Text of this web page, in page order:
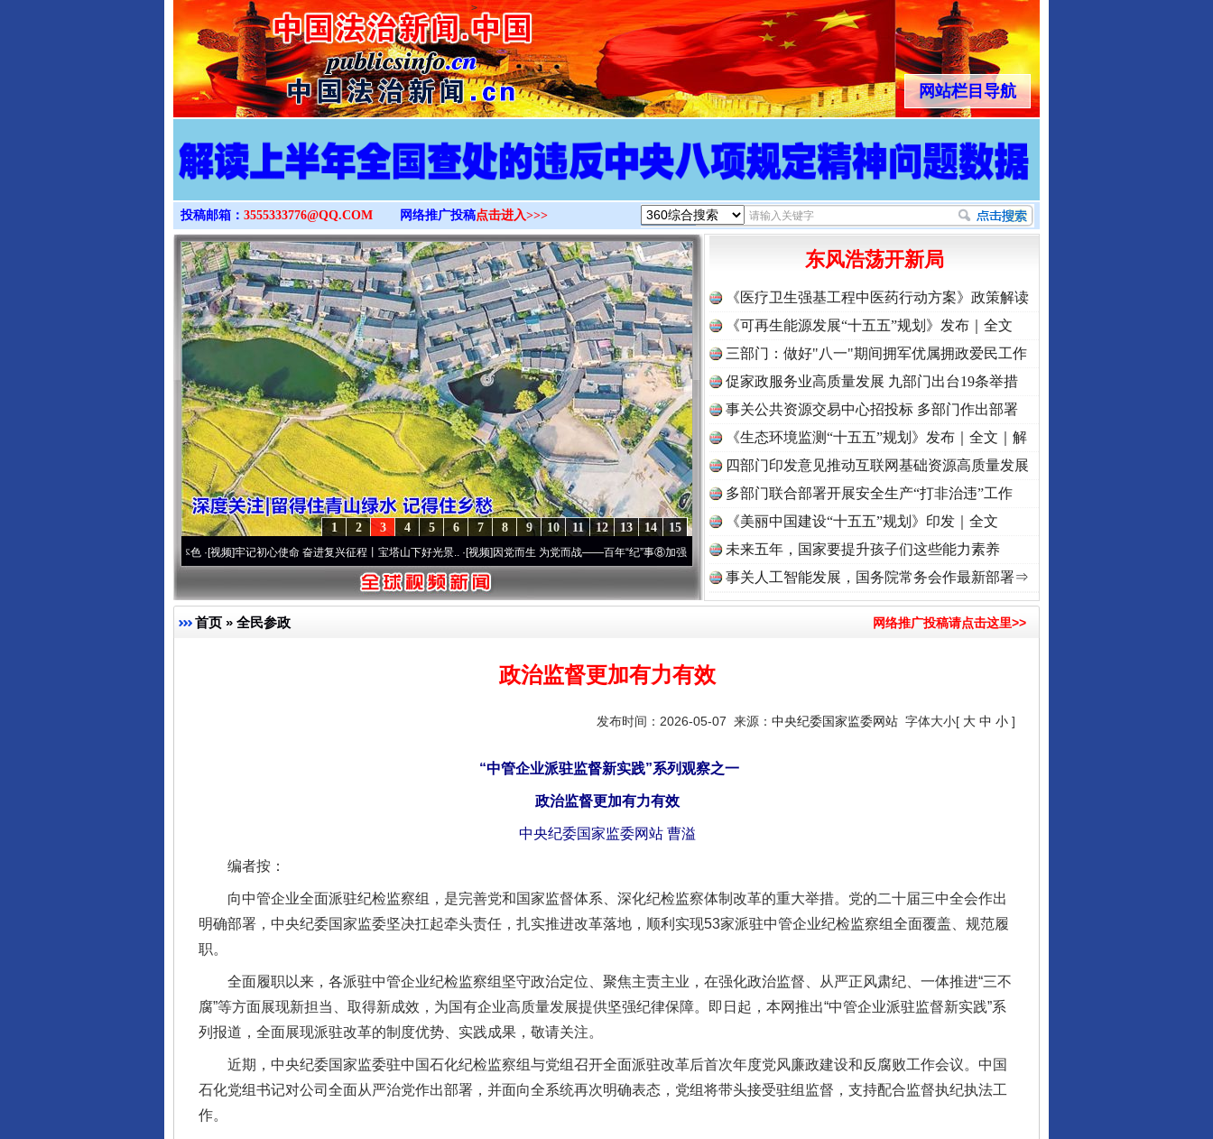
>
网站栏目导航
投稿邮箱： 3555333776@QQ.COM 网络推广投稿点击进入>>>
15
14
13
12
11
10
9
8
7
6
5
4
3
2
1
牢记初心使命 奋进复兴征程丨宝塔山下好光景..·[视频]因党而生 为党而战——百年“纪”事⑧加强纪律..·[视频] 牢记初心使命 奋进复兴征程丨“转折之城”激荡..·[视频]牢记初心使命 奋进复兴征程丨红船起航处 潮起..
东风浩荡开新局
《医疗卫生强基工程中医药行动方案》政策解读
《可再生能源发展“十五五”规划》发布｜全文
三部门：做好"八一"期间拥军优属拥政爱民工作
促家政服务业高质量发展 九部门出台19条举措
事关公共资源交易中心招投标 多部门作出部署
《生态环境监测“十五五”规划》发布｜全文｜解
读
四部门印发意见推动互联网基础资源高质量发展
多部门联合部署开展安全生产“打非治违”工作
《美丽中国建设“十五五”规划》印发｜全文
未来五年，国家要提升孩子们这些能力素养
事关人工智能发展，国务院常务会作最新部署⇒
首页 » 全民参政 网络推广投稿请点击这里>>
政治监督更加有力有效
发布时间：2026-05-07 来源： 中央纪委国家监委网站 字体大小[ 大 中 小 ]
“中管企业派驻监督新实践”系列观察之一
政治监督更加有力有效
中央纪委国家监委网站 曹溢
编者按：
向中管企业全面派驻纪检监察组，是完善党和国家监督体系、深化纪检监察体制改革的重大举措。党的二十届三中全会作出
明确部署，中央纪委国家监委坚决扛起牵头责任，扎实推进改革落地，顺利实现53家派驻中管企业纪检监察组全面覆盖、规范履
职。
全面履职以来，各派驻中管企业纪检监察组坚守政治定位、聚焦主责主业，在强化政治监督、从严正风肃纪、一体推进“三不
腐”等方面展现新担当、取得新成效，为国有企业高质量发展提供坚强纪律保障。即日起，本网推出“中管企业派驻监督新实践”系
列报道，全面展现派驻改革的制度优势、实践成果，敬请关注。
近期，中央纪委国家监委驻中国石化纪检监察组与党组召开全面派驻改革后首次年度党风廉政建设和反腐败工作会议。中国
石化党组书记对公司全面从严治党作出部署，并面向全系统再次明确表态，党组将带头接受驻组监督，支持配合监督执纪执法工
作。